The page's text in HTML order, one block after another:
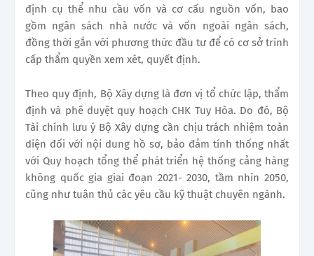
định cụ thể nhu cầu vốn và cơ cấu nguồn vốn, bao
gồm ngân sách nhà nước và vốn ngoài ngân sách,
đồng thời gắn với phương thức đầu tư để có cơ sở trình
cấp thẩm quyền xem xét, quyết định.
Theo quy định, Bộ Xây dựng là đơn vị tổ chức lập, thẩm
định và phê duyệt quy hoạch CHK Tuy Hòa. Do đó, Bộ
Tài chính lưu ý Bộ Xây dựng cần chịu trách nhiệm toàn
diện đối với nội dung hồ sơ, bảo đảm tính thống nhất
với Quy hoạch tổng thể phát triển hệ thống cảng hàng
không quốc gia giai đoạn 2021- 2030, tầm nhìn 2050,
cũng như tuân thủ các yêu cầu kỹ thuật chuyên ngành.